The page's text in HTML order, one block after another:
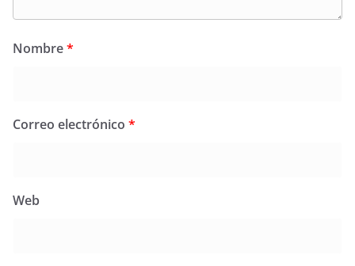
Nombre*
Correo electrónico *
Web